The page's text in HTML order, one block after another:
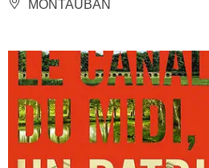
MONTAUBAN